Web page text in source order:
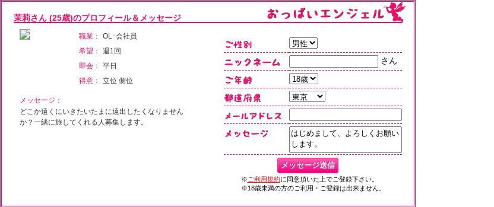
茉莉さん (25歳)のプロフィール＆メッセージ
職業：
OL･会社員
希望：
週1回
即会：
平日
得意：
立位 側位
メッセージ：
どこか遠くにいきたいたまに遠出したくなりません
か？一緒に旅してくれる人募集します。